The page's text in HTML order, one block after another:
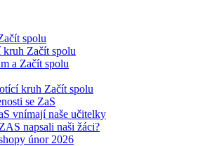
spolu
kruh Začít spolu
a Začít spolu
kruh Začít spolu
se ZaS
vnímají naše učitelky
napsali naši žáci?
únor 2026